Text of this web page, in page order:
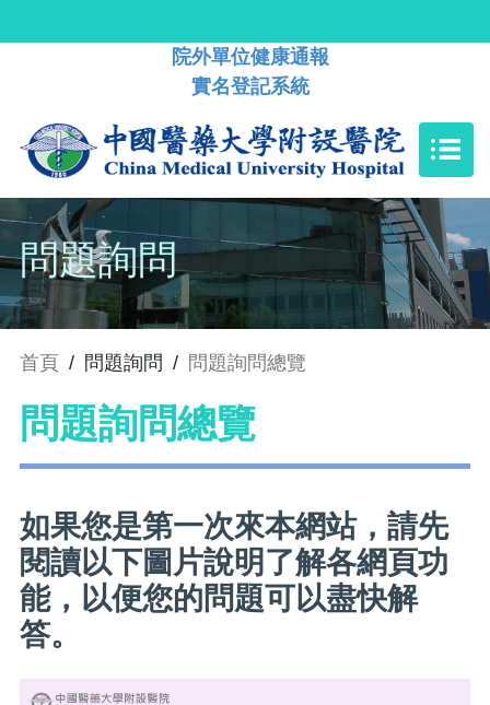
院外單位健康通報
實名登記系統
問題詢問
首頁 / 問題詢問 / 問題詢問總覽
問題詢問總覽
如果您是第一次來本網站，請先
閱讀以下圖片說明了解各網頁功
能，以便您的問題可以盡快解
答。